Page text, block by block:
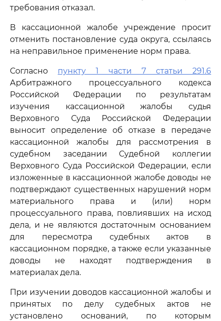
требования отказал.
В кассационной жалобе учреждение просит
отменить постановление суда округа, ссылаясь
на неправильное применение норм права.
Согласно пункту 1 части 7 статьи 291.6
Арбитражного процессуального кодекса
Российской Федерации по результатам
изучения кассационной жалобы судья
Верховного Суда Российской Федерации
выносит определение об отказе в передаче
кассационной жалобы для рассмотрения в
судебном заседании Судебной коллегии
Верховного Суда Российской Федерации, если
изложенные в кассационной жалобе доводы не
подтверждают существенных нарушений норм
материального права и (или) норм
процессуального права, повлиявших на исход
дела, и не являются достаточным основанием
для пересмотра судебных актов в
кассационном порядке, а также если указанные
доводы не находят подтверждения в
материалах дела.
При изучении доводов кассационной жалобы и
принятых по делу судебных актов не
установлено оснований, по которым